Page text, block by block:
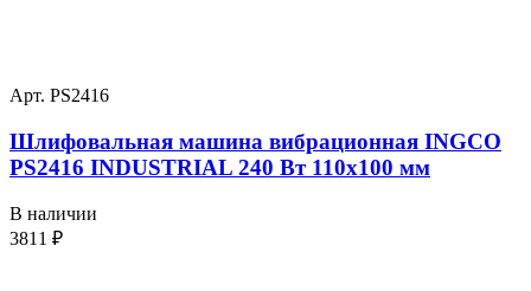
Арт. PS2416
Шлифовальная машина вибрационная INGCO
PS2416 INDUSTRIAL 240 Вт 110х100 мм
В наличии
3811 ₽